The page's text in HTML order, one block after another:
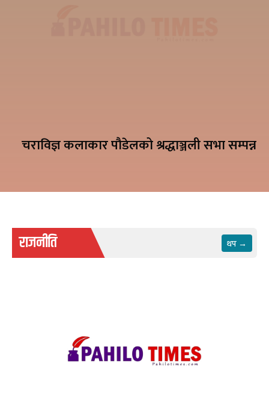
चराविज्ञ कलाकार पौडेलको श्रद्धाञ्जली सभा सम्पन्न
राजनीति थप →